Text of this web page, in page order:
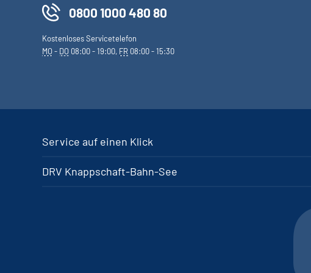
0800 1000 480 80
Kostenloses Servicetelefon
MO- DO 08:00 - 19:00, FR 08:00 - 15:30
Service auf einen Klick
DRV Knappschaft-Bahn-See